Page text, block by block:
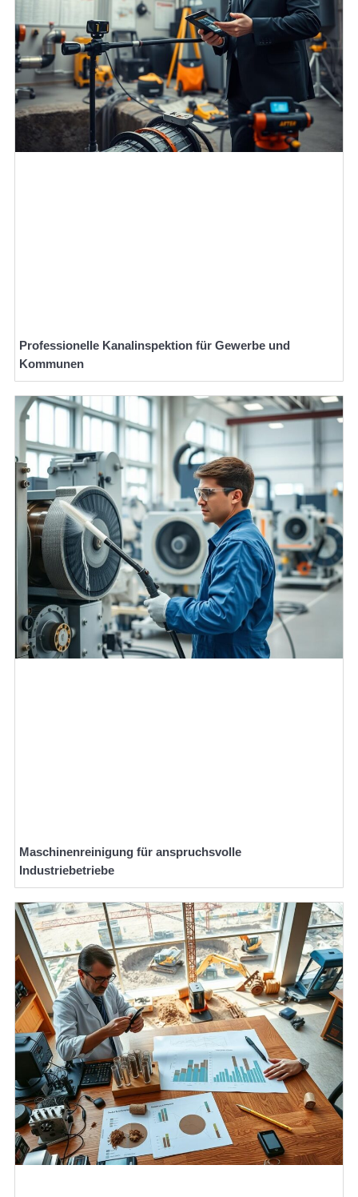
Professionelle Kanalinspektion für Gewerbe und
Kommunen
Maschinenreinigung für anspruchsvolle
Industriebetriebe